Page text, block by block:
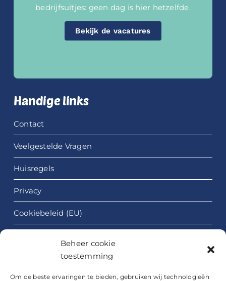
Beheer cookie
toestemming
Om de beste ervaringen te bieden, gebruiken wij technologieën
bedrijfsuitjes: geen dag is hier hetzelfde.
Bekijk de vacatures
Handige links
Contact
Veelgestelde Vragen
Huisregels
Privacy
Cookiebeleid (EU)